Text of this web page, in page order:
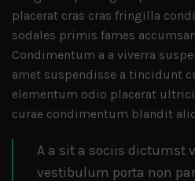
placerat cras cras fringilla
sodales primis fames
Condimentum a a viverra
amet suspendisse a tincidunt
elementum odio placerat
curae condimentum blandit
A a sit a sociis dictumst
vestibulum porta non